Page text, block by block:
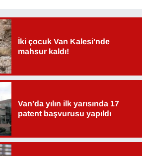
İki çocuk Van Kalesi'nde
mahsur kaldı!
Van'da yılın ilk yarısında 17
patent başvurusu yapıldı